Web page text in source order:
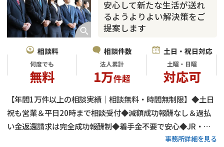
安心して新たな生活が送れ
るようよりよい解決策をご
提案します
相談料
何度でも
無料
相談件数
法人累計
1万件超
土日・祝日対応
土曜・日曜
対応可
【年間1万件以上の相談実績｜相談無料・時間無制限】◆土日
祝も営業＆平日20時まで相談受付◆減額成功報酬なし＆過払
い金返還請求は完全成功報酬制◆着手金不要で安心◆JR・近
鉄・名鉄「名古屋駅」徒歩3分◆借金の時効（消滅時効・時効
事務所詳細を見る